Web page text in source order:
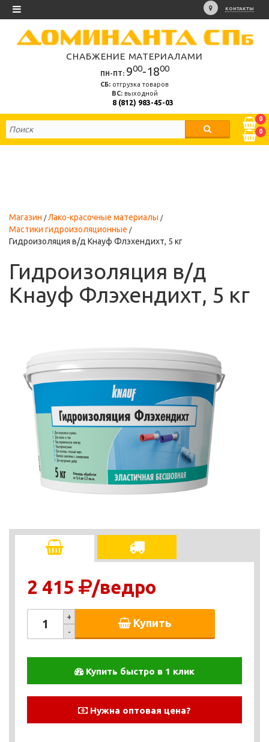
КОНТАКТЫ
СНАБЖЕНИЕ МАТЕРИАЛАМИ
ПН-ПТ: 900-1800
СБ: отгрузка товаров
ВС:выходной
8 (812) 983-45-03
0
0
Магазин
Лако-красочные материалы
Мастики гидроизоляционные
Гидроизоляция в/д Кнауф Флэхендихт, 5 кг
Гидроизоляция в/д
Кнауф Флэхендихт, 5 кг
2 415 /ведро
+
-
Купить
Купить быстро в 1 клик
Нужна оптовая цена?